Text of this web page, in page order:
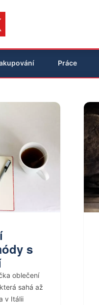
Práce
s
oblečení
sahá až
v Itálii